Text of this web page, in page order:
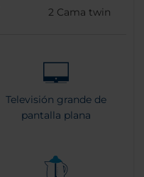
2 Cama twin
Televisión grande de
pantalla plana